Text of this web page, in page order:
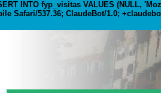
INTO fyp_visitas VALUES (NULL,
Safari/537.36; ClaudeBot/1.0;